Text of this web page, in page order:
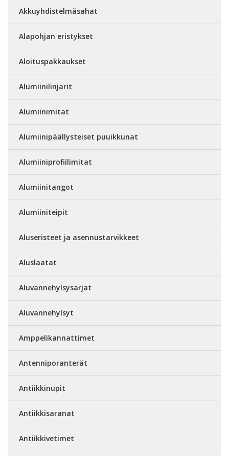
Akkuyhdistelmäsahat
Alapohjan eristykset
Aloituspakkaukset
Alumiinilinjarit
Alumiinimitat
Alumiinipäällysteiset puuikkunat
Alumiiniprofiilimitat
Alumiinitangot
Alumiiniteipit
Aluseristeet ja asennustarvikkeet
Aluslaatat
Aluvannehylsysarjat
Aluvannehylsyt
Amppelikannattimet
Antenniporanterät
Antiikkinupit
Antiikkisaranat
Antiikkivetimet